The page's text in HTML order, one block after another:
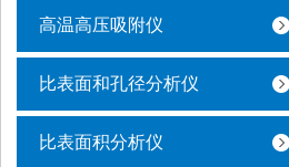
高温高压吸附仪
比表面和孔径分析仪
比表面积分析仪